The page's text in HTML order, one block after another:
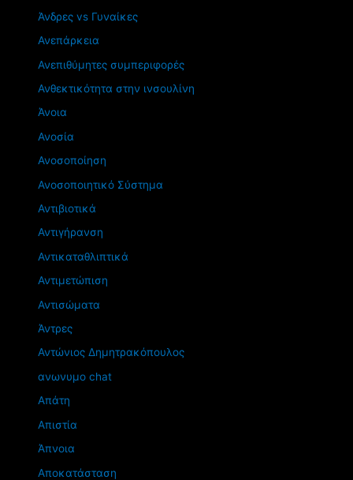
Άνδρες vs Γυναίκες
Ανεπάρκεια
Ανεπιθύμητες συμπεριφορές
Ανθεκτικότητα στην ινσουλίνη
Άνοια
Ανοσία
Ανοσοποίηση
Ανοσοποιητικό Σύστημα
Αντιβιοτικά
Αντιγήρανση
Αντικαταθλιπτικά
Αντιμετώπιση
Αντισώματα
Άντρες
Αντώνιος Δημητρακόπουλος
ανωνυμο chat
Απάτη
Απιστία
Άπνοια
Αποκατάσταση